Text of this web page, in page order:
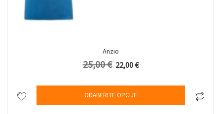
Anzio
25,00€ Originalna cena je bila: 25,00 €.
22,00€Trenutna cena je: 22,00 €.
ODABERITE OPCIJE Ovaj